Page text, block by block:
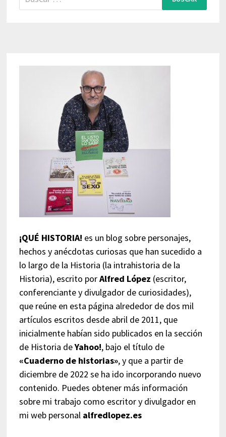
¡QUÉ HISTORIA! es un blog sobre personajes,
hechos y anécdotas curiosas que han sucedido a
lo largo de la Historia (la intrahistoria de la
Historia), escrito porAlfred López (escritor,
conferenciante y divulgador de curiosidades),
que reúne en esta página alrededor de dos mil
artículos escritos desde abril de 2011, que
inicialmente habían sido publicados en la sección
de Historia deYahoo!, bajo el título de
«Cuaderno de historias», y que a partir de
diciembre de 2022 se ha ido incorporando nuevo
contenido. Puedes obtener más información
sobre mi trabajo como escritor y divulgador en
mi web personal alfredlopez.es